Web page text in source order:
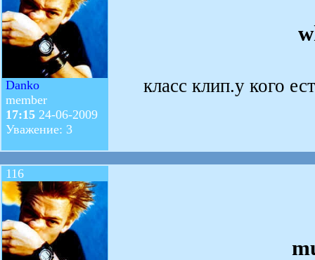
Danko
member
17:15 24-06-2009
Уважение: 3
класс клип.у кого
116